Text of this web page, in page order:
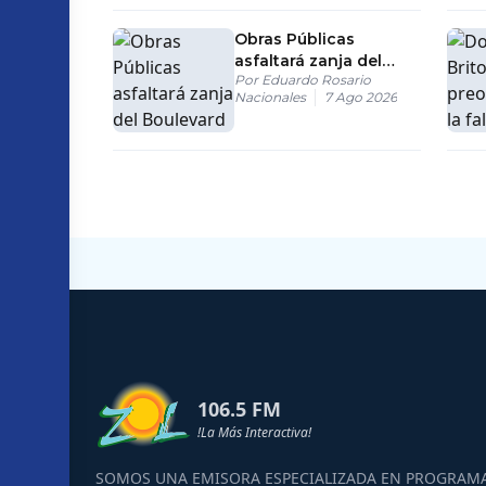
Obras Públicas
asfaltará zanja del
Boulevard Turístico del
Este tras gestión del
Por Eduardo Rosario
Nacionales
7 Ago 2026
106.5 FM
!La Más Interactiva!
SOMOS UNA EMISORA ESPECIALIZADA EN